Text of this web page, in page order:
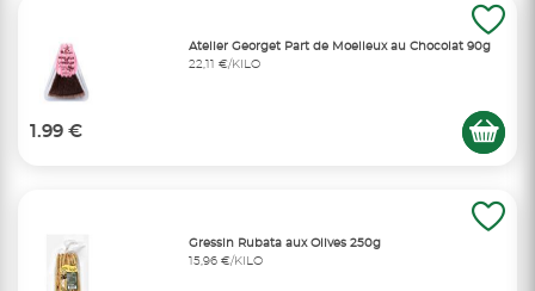
Atelier Georget Part de Moelleux au Chocolat 90g
22,11 €/KILO
1.99 €
Gressin Rubata aux Olives 250g
15,96 €/KILO